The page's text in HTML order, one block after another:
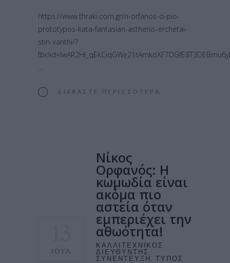
https://www.thraki.com.gr/n-orfanos-o-pio-
prototypos-kata-fantasian-asthenis-erchetai-
stin-xanthi/?
ΔΙΑΒΆΣΤΕ ΠΕΡΙΣΣΌΤΕΡΑ
ΙΟΎΛ
Νίκος
Ορφανός: Η
κωμωδία είναι
ακόμα πιο
αστεία όταν
εμπεριέχει την
αθωότητα!
ΚΑΛΛΙΤΕΧΝΙΚΌΣ
ΔΙΕΥΘΥΝΤΉΣ
ΣΥΝΈΝΤΕΥΞΗ
,ΤΎΠΟΣ